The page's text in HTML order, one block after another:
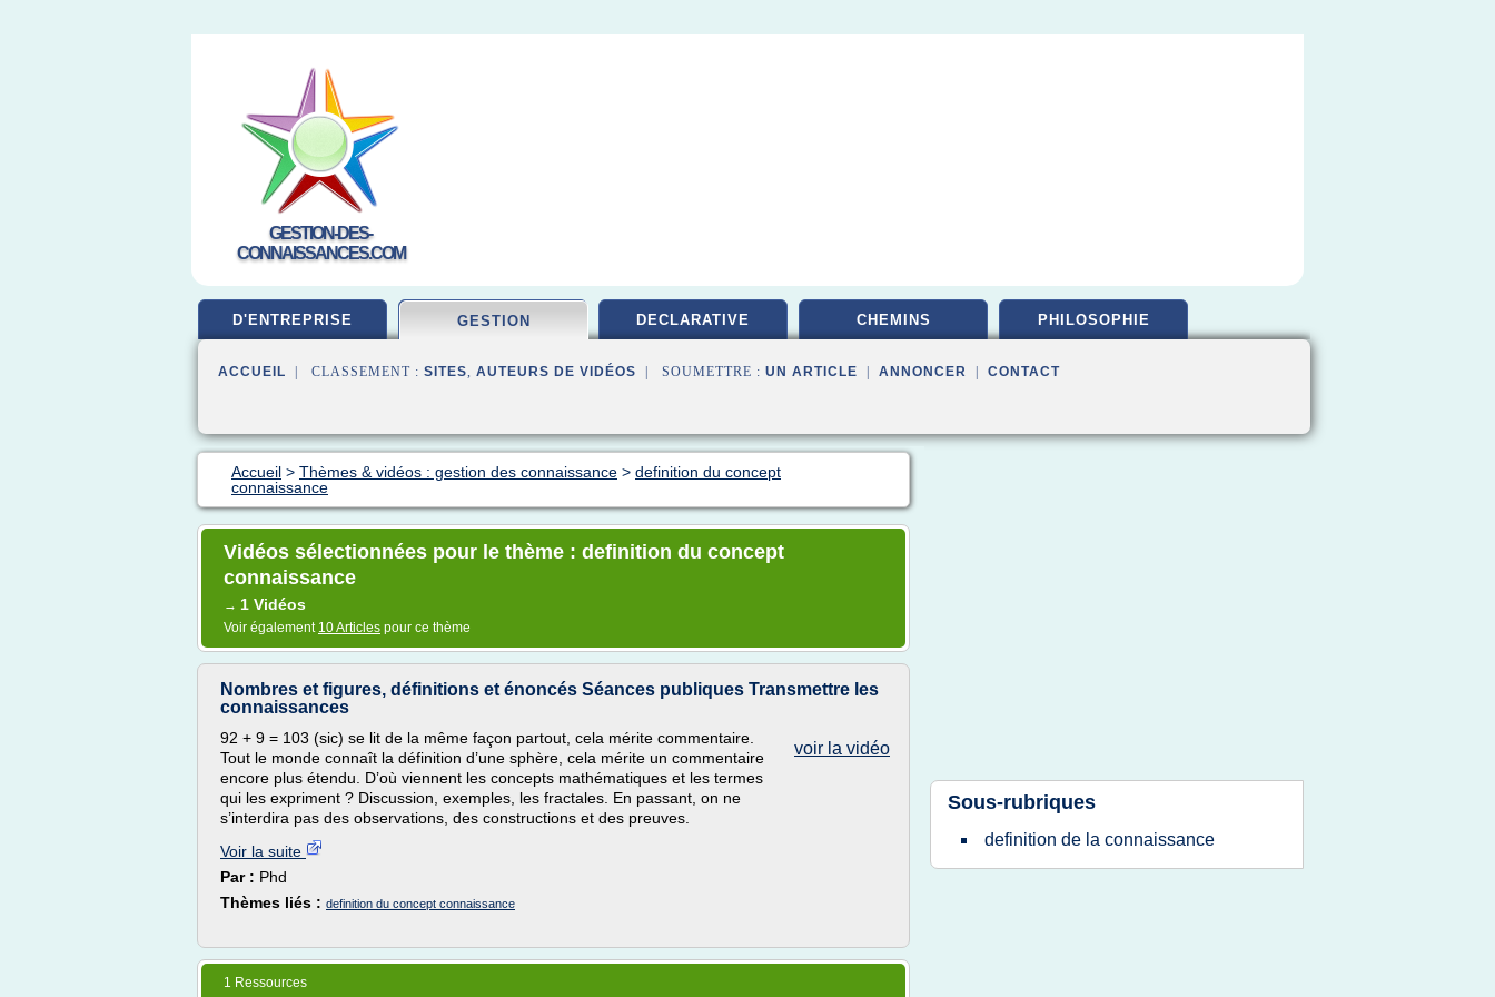
GESTION-DES-
CONNAISSANCES.COM
D'ENTREPRISE GESTION DECLARATIVE CHEMINS PHILOSOPHIE
ACCUEIL | CLASSEMENT : SITES, AUTEURS DE VIDÉOS | SOUMETTRE : UN ARTICLE ANNONCER CONTACT
Accueil > Thèmes & vidéos : gestion des connaissance > definition du concept
connaissance
Vidéos sélectionnées pour le thème : definition du concept
connaissance
→ 1 Vidéos
Voir également 10 Articles pour ce thème
Nombres et figures, définitions et énoncés Séances publiques Transmettre les
connaissances
voir la vidéo
92 + 9 = 103 (sic) se lit de la même façon partout, cela mérite commentaire.
Tout le monde connaît la définition d’une sphère, cela mérite un commentaire
encore plus étendu. D’où viennent les concepts mathématiques et les termes
qui les expriment ? Discussion, exemples, les fractales. En passant, on ne
s’interdira pas des observations, des constructions et des preuves.
Voir la suite
Par : Phd
Thèmes liés : definition du concept connaissance
1 Ressources
Sous-rubriques
definition de la connaissance